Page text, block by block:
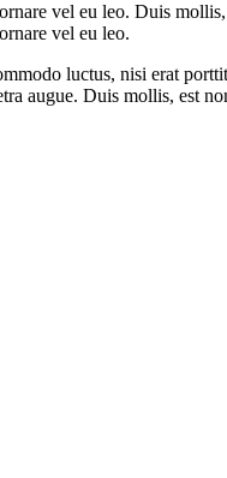
vel eu leo. Duis
vel eu leo.
luctus, nisi erat
augue. Duis mollis, est